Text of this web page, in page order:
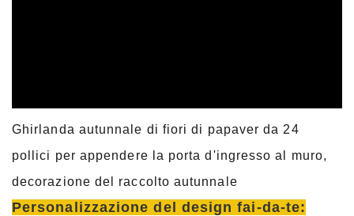
Ghirlanda autunnale di fiori di papaver da 24
pollici per appendere la porta d'ingresso al muro,
decorazione del raccolto autunnale
Personalizzazione del design fai-da-te: